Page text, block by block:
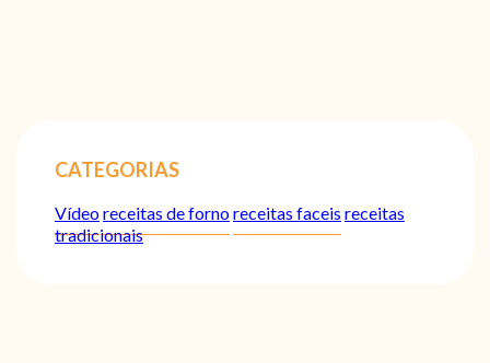
CATEGORIAS
Vídeoreceitas de fornoreceitas faceis receitas
tradicionais